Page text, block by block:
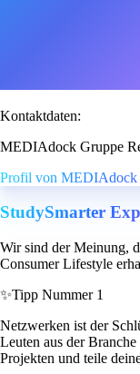
Kontaktdaten:
MEDIAdock Gruppe
Profil von MEDIAdock
StudySmarter
Wir sind der Meinung,
Consumer Lifestyle
✨Tipp Nummer 1
Netzwerken ist der
Leuten aus der
Projekten und teile